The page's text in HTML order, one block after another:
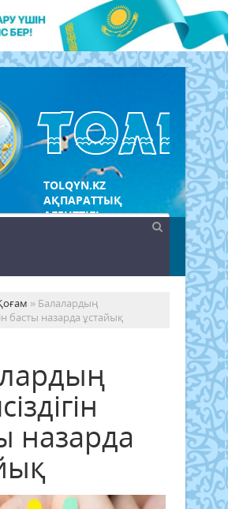
TOLQYN.KZ
АҚПАРАТТЫҚ
АГЕНТТІГІ
» Балалардың
басты назарда ұстайық
назарда